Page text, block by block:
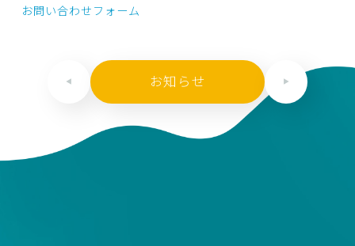
お問い合わせフォーム
お知らせ